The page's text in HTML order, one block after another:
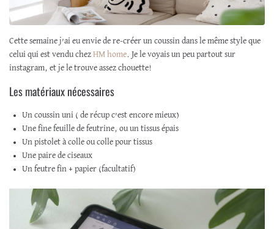
Cette semaine j’ai eu envie de re-créer un coussin dans le même style que
celui qui est vendu chez HM home. Je le voyais un peu partout sur
instagram, et je le trouve assez chouette!
Les matériaux nécessaires
Un coussin uni ( de récup c’est encore mieux)
Une fine feuille de feutrine, ou un tissus épais
Un pistolet à colle ou colle pour tissus
Une paire de ciseaux
Un feutre fin + papier (facultatif)